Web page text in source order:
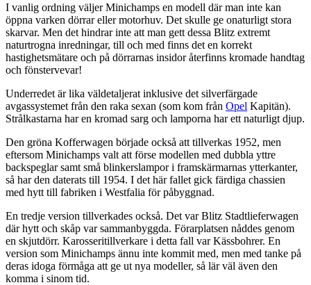
I vanlig ordning väljer Minichamps en modell där man inte kan
öppna varken dörrar eller motorhuv. Det skulle ge onaturligt stora
skarvar. Men det hindrar inte att man gett dessa Blitz extremt
naturtrogna inredningar, till och med finns det en korrekt
hastighetsmätare och på dörrarnas insidor återfinns kromade handtag
och fönstervevar!
Underredet är lika väldetaljerat inklusive det silverfärgade
avgassystemet från den raka sexan (som kom från Opel Kapitän).
Strålkastarna har en kromad sarg och lamporna har ett naturligt djup.
Den gröna Kofferwagen började också att tillverkas 1952, men
eftersom Minichamps valt att förse modellen med dubbla yttre
backspeglar samt små blinkerslampor i framskärmarnas ytterkanter,
så har den daterats till 1954. I det här fallet gick färdiga chassien
med hytt till fabriken i Westfalia för påbyggnad.
En tredje version tillverkades också. Det var Blitz Stadtlieferwagen
där hytt och skåp var sammanbyggda. Förarplatsen nåddes genom
en skjutdörr. Karosseritillverkare i detta fall var Kässbohrer. En
version som Minichamps ännu inte kommit med, men med tanke på
deras idoga förmåga att ge ut nya modeller, så lär väl även den
komma i sinom tid.